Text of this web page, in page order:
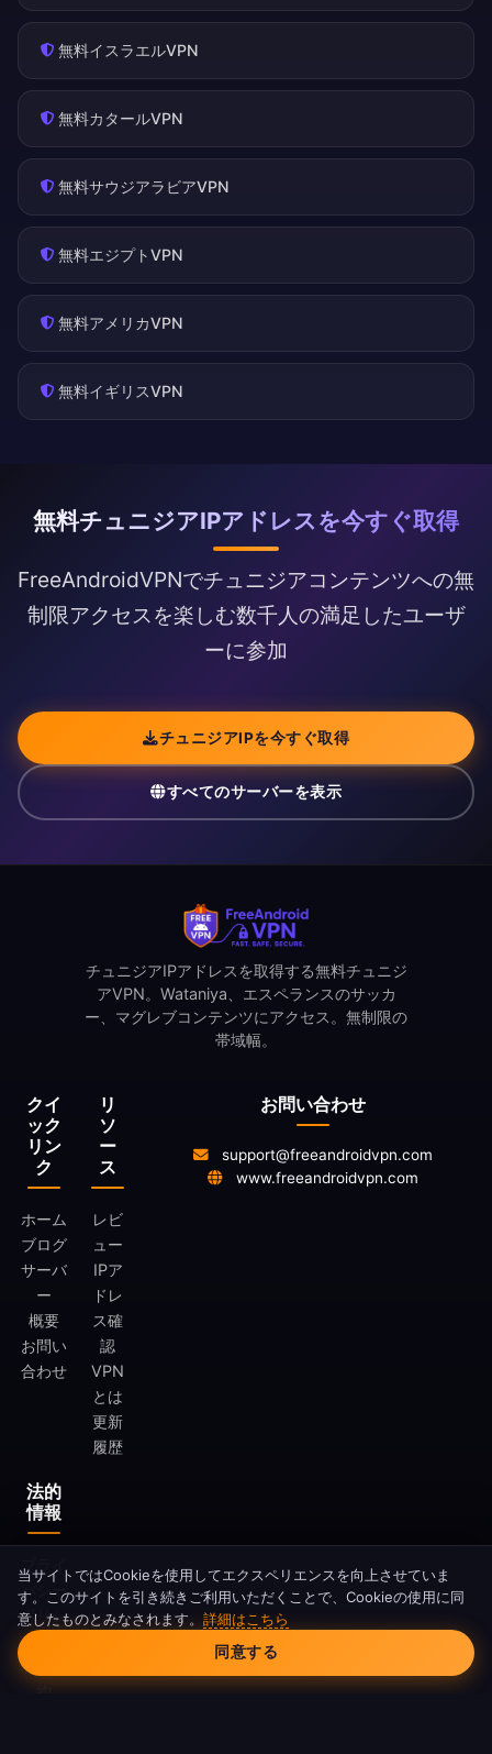
無料イスラエルVPN
無料カタールVPN
無料サウジアラビアVPN
無料エジプトVPN
無料アメリカVPN
無料イギリスVPN
無料チュニジアIPアドレスを今すぐ取得
FreeAndroidVPNでチュニジアコンテンツへの無
制限アクセスを楽しむ数千人の満足したユーザ
ーに参加
チュニジアIPを今すぐ取得
すべてのサーバーを表示
クイ
ック
リン
ク
ホーム
ブログ
サーバ
ー
概要
お問い
合わせ
リ
ソ
ー
ス
レビ
ュー
IPア
ドレ
ス確
認
VPN
とは
更新
履歴
法的
情報
プライ
バシー
ポリシ
利用規
約
チュニジアIPアドレスを取得する無料チュニジ
アVPN。Wataniya、エスペランスのサッカ
ー、マグレブコンテンツにアクセス。無制限の
帯域幅。
お問い合わせ
support@freeandroidvpn.com
www.freeandroidvpn.com
Cookieの同意
当サイトではCookieを使用してエクスペリエンスを向上させていま
す。このサイトを引き続きご利用いただくことで、Cookieの使用に同
意したものとみなされます。 詳細はこちら
同意する